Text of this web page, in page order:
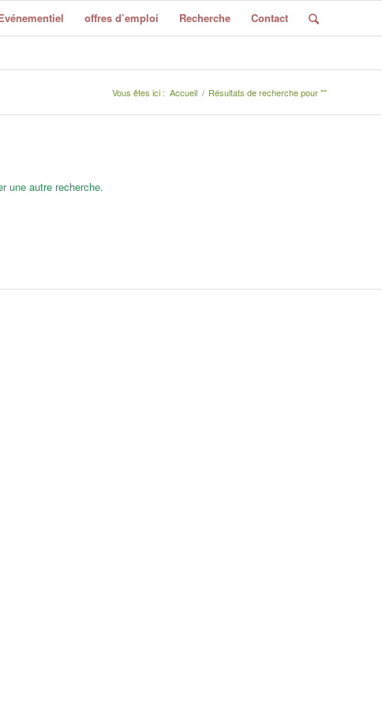
offres d’emploi Recherche Contact
Vous êtes ici : Accueil / Résultats de recherche pour ""
une autre recherche.